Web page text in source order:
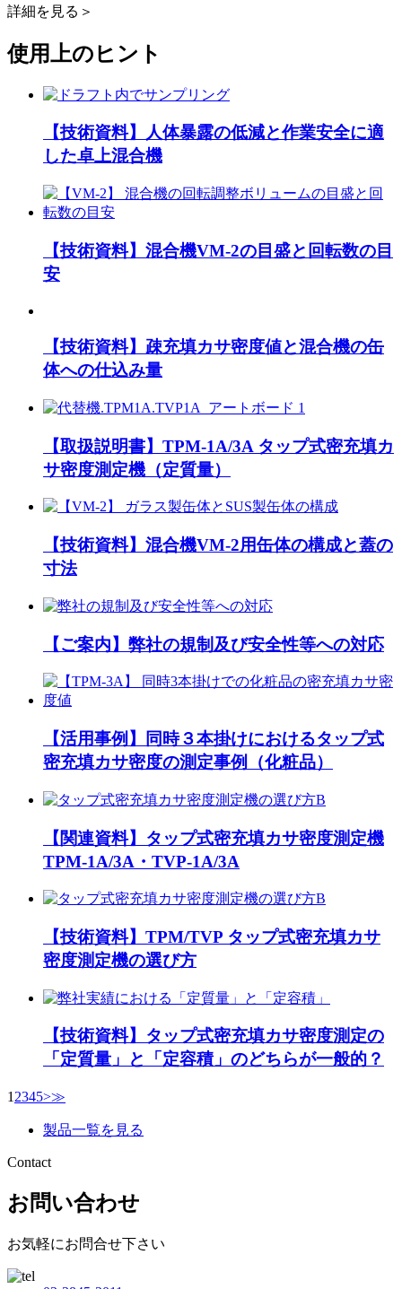
詳細を見る ＞
使用上のヒント
【技術資料】人体暴露の低減と作業安全に適
した卓上混合機
【技術資料】混合機VM-2の目盛と回転数の目
安
【技術資料】疎充填カサ密度値と混合機の缶
体への仕込み量
【取扱説明書】TPM-1A/3A タップ式密充填カ
サ密度測定機（定質量）
【技術資料】混合機VM-2用缶体の構成と蓋の
寸法
【ご案内】弊社の規制及び安全性等への対応
【活用事例】同時３本掛けにおけるタップ式
密充填カサ密度の測定事例（化粧品）
【関連資料】タップ式密充填カサ密度測定機
TPM-1A/3A・TVP-1A/3A
【技術資料】TPM/TVP タップ式密充填カサ
密度測定機の選び方
【技術資料】タップ式密充填カサ密度測定の
「定質量」と「定容積」のどちらが一般的？
1 2345>≫
製品一覧を見る
Contact
お問い合わせ
お気軽にお問合せ下さい